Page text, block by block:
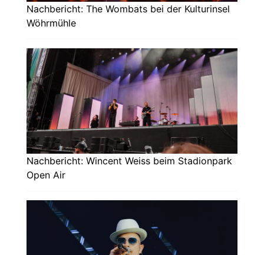
Nachbericht: The Wombats bei der Kulturinsel
Wöhrmühle
Nachbericht: Wincent Weiss beim Stadionpark
Open Air